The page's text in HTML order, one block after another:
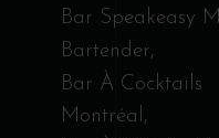
Bar Speakeasy
Bartender
Bar À Cocktails
Montréal